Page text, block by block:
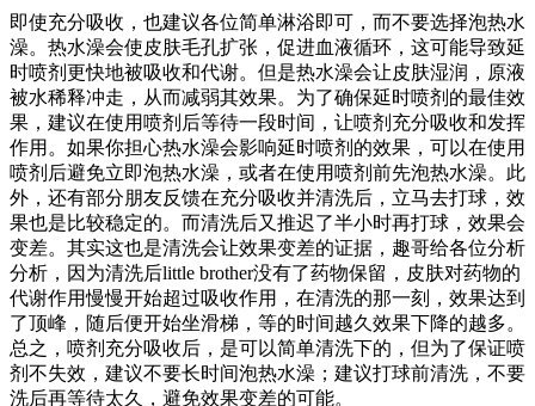
即使充分吸收，也建议各位简单淋浴即可，而不要选择泡热水
澡。热水澡会使皮肤毛孔扩张，促进血液循环，这可能导致延
时喷剂更快地被吸收和代谢。但是热水澡会让皮肤湿润，原液
被水稀释冲走，从而减弱其效果。为了确保延时喷剂的最佳效
果，建议在使用喷剂后等待一段时间，让喷剂充分吸收和发挥
作用。如果你担心热水澡会影响延时喷剂的效果，可以在使用
喷剂后避免立即泡热水澡，或者在使用喷剂前先泡热水澡。此
外，还有部分朋友反馈在充分吸收并清洗后，立马去打球，效
果也是比较稳定的。而清洗后又推迟了半小时再打球，效果会
变差。其实这也是清洗会让效果变差的证据，趣哥给各位分析
分析，因为清洗后little brother没有了药物保留，皮肤对药物的
代谢作用慢慢开始超过吸收作用，在清洗的那一刻，效果达到
了顶峰，随后便开始坐滑梯，等的时间越久效果下降的越多。
总之，喷剂充分吸收后，是可以简单清洗下的，但为了保证喷
剂不失效，建议不要长时间泡热水澡；建议打球前清洗，不要
洗后再等待太久，避免效果变差的可能。